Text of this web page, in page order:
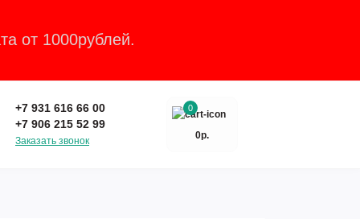
от 1000рублей.
+7 931 616 66 00
+7 906 215 52 99
Заказать звонок
0
0р.